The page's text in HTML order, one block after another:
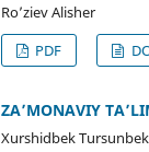
Ro’ziеv Alishеr
PDF
ZA’MONAVIY
Xurshidbek